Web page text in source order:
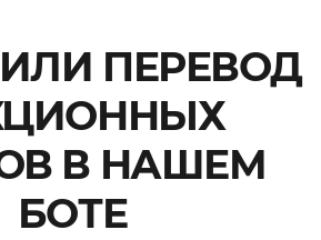
ПЕРЕВОД
В НАШЕМ
БОТЕ
Файл
выбран